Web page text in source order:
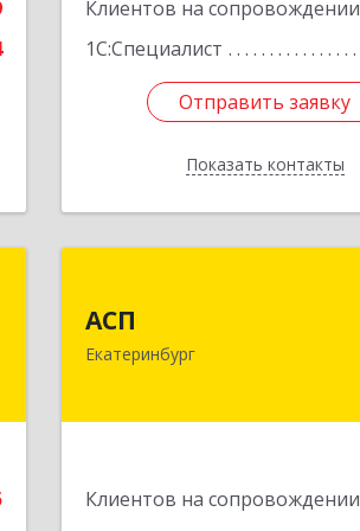
Клиентов на сопровождении
1С:Специалист
Отправить заявку
Показать контакты
Отправить заявку
Назад
АСП
Екатеринбург
Клиентов на сопровождении
Екатеринбург г, Карла